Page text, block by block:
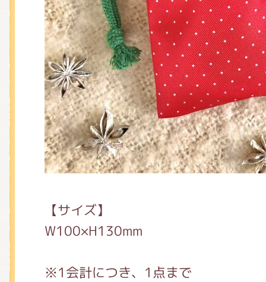
【サイズ】
W100×H130mm
※1会計につき、1点まで